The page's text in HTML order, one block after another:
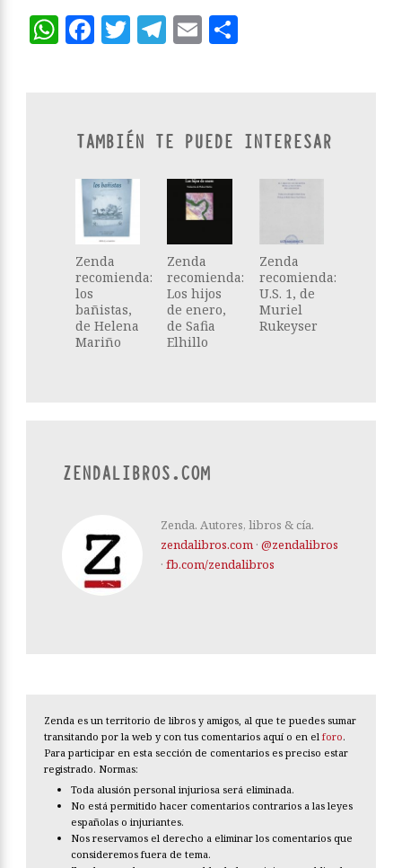
WhatsApp
Facebook
Twitter
Telegram
Email
TAMBIÉN TE PUEDE INTERESAR
Zenda
recomienda:
los
bañistas,
de Helena
Mariño
Zenda
recomienda:
Los hijos
de enero,
de Safia
Elhillo
Zenda
recomienda:
U.S. 1, de
Muriel
Rukeyser
ZENDALIBROS.COM
Zenda. Autores, libros & cía.
zendalibros.com · @zendalibros
· fb.com/zendalibros
Zenda es un territorio de libros y amigos, al que te puedes sumar
transitando por la web y con tus comentarios aquí o en el foro.
Para participar en esta sección de comentarios es preciso estar
registrado. Normas:
Toda alusión personal injuriosa será eliminada.
No está permitido hacer comentarios contrarios a las leyes
españolas o injuriantes.
Nos reservamos el derecho a eliminar los comentarios que
consideremos fuera de tema.